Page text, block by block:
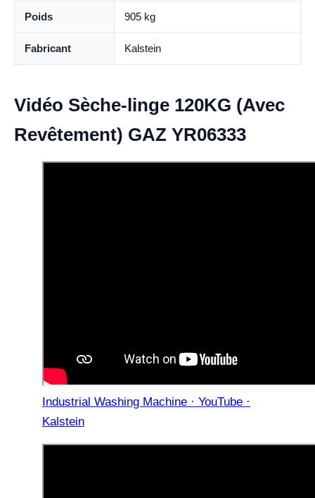
Poids 905 kg
Fabricant Kalstein
Vidéo Sèche-linge 120KG (Avec
Revêtement) GAZ YR06333
Industrial Washing Machine · YouTube ·
Kalstein